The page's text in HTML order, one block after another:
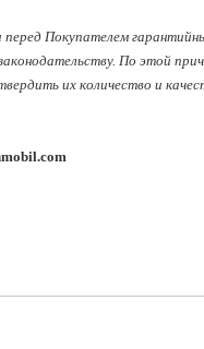
перед Покупателем
По этой
их количество и